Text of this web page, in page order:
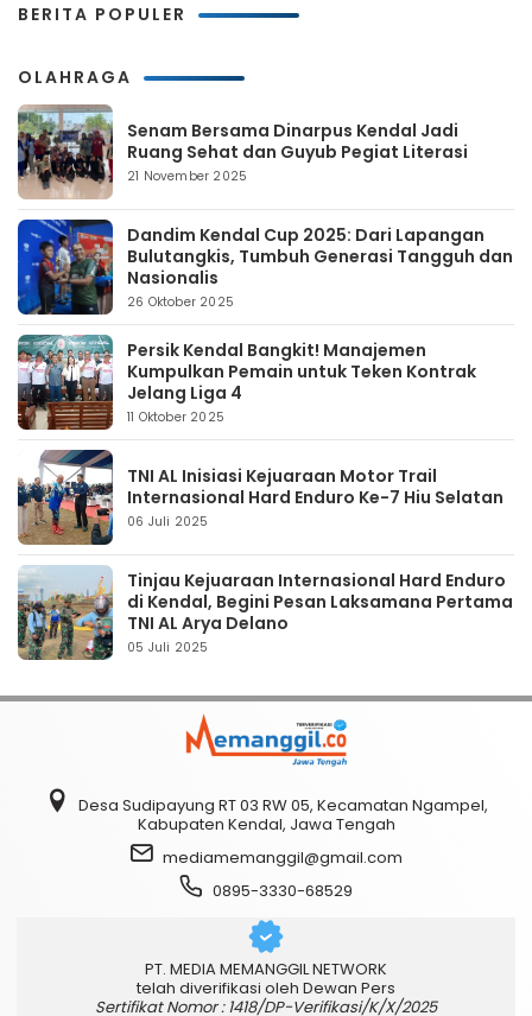
BERITA POPULER
OLAHRAGA
Senam Bersama Dinarpus Kendal Jadi
Ruang Sehat dan Guyub Pegiat Literasi
21 November 2025
Dandim Kendal Cup 2025: Dari Lapangan
Bulutangkis, Tumbuh Generasi Tangguh dan
Nasionalis
26 Oktober 2025
Persik Kendal Bangkit! Manajemen
Kumpulkan Pemain untuk Teken Kontrak
Jelang Liga 4
11 Oktober 2025
TNI AL Inisiasi Kejuaraan Motor Trail
Internasional Hard Enduro Ke-7 Hiu Selatan
06 Juli 2025
Tinjau Kejuaraan Internasional Hard Enduro
di Kendal, Begini Pesan Laksamana Pertama
TNI AL Arya Delano
05 Juli 2025
Desa Sudipayung RT 03 RW 05, Kecamatan Ngampel,
Kabupaten Kendal, Jawa Tengah
mediamemanggil@gmail.com
0895-3330-68529
PT. MEDIA MEMANGGIL NETWORK
telah diverifikasi oleh Dewan Pers
Sertifikat Nomor : 1418/DP-Verifikasi/K/X/2025